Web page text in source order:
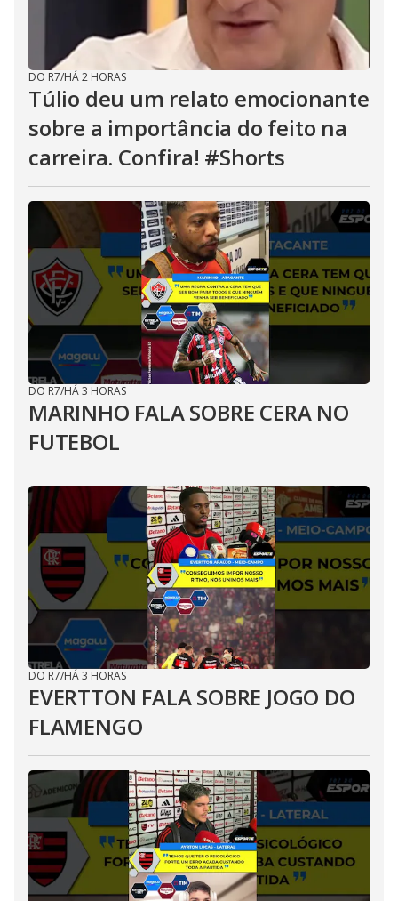
DO R7/HÁ 2 HORAS
Túlio deu um relato emocionante
sobre a importância do feito na
carreira. Confira! #Shorts
DO R7/HÁ 3 HORAS
MARINHO FALA SOBRE CERA NO
FUTEBOL
DO R7/HÁ 3 HORAS
EVERTTON FALA SOBRE JOGO DO
FLAMENGO